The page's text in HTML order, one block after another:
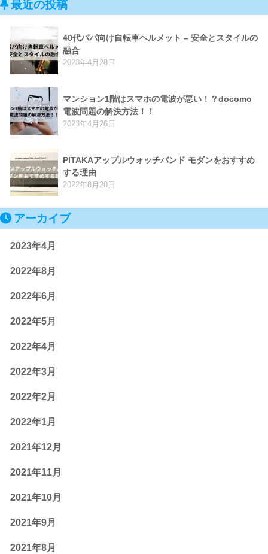
最近の投稿
40代パパ向け自転車ヘルメット – 安全とスタイルの
融合
2023年4月28日
マンション1階はスマホの電波が悪い！？docomo
電波問題の解決方法！！
2023年4月26日
PITAKAアップルウォッチバンド モダンをおすすめ
する理由
2022年8月20日
アーカイブ
2023年4月
2022年8月
2022年6月
2022年5月
2022年4月
2022年3月
2022年2月
2022年1月
2021年12月
2021年11月
2021年10月
2021年9月
2021年8月